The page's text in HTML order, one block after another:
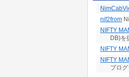
nif2from
NIFTY
DB)を
NIFTY
NIFTY
プロ